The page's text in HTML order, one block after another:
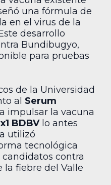
una fórmula de
en el virus de la
desarrollo
Bundibugyo,
para pruebas
de la Universidad
al Serum
impulsar la vacuna
BDBVlo antes
utilizó
tecnológica
candidatos contra
la fiebre del Valle